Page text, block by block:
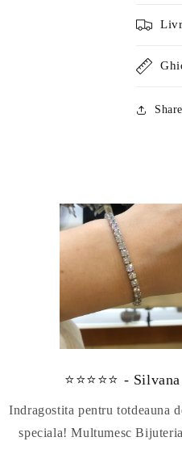
Share
⭐⭐⭐⭐⭐ -
Indragostita pentru totdeauna
speciala! Multumesc